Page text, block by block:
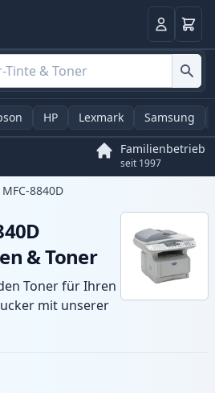
Anmelden
HP Lexmark Samsung
Familienbetrieb
seit 1997
MFC-8840D
& Toner
Toner für Ihren
mit unserer
und XL-Patronen.
Versand aus